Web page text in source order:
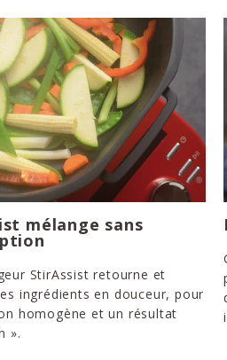
mélange sans
StirAssist retourne et
ingrédients en douceur, pour
homogène et un résultat
».